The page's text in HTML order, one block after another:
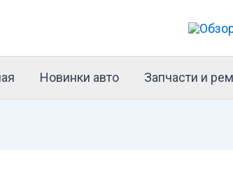
Новинки авто Запчасти и